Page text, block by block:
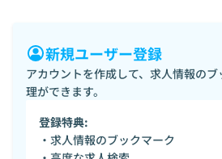
新規ユーザー登録
アカウントを作成して、求人情報の
理ができます。
登録特典:
・求人情報のブックマーク